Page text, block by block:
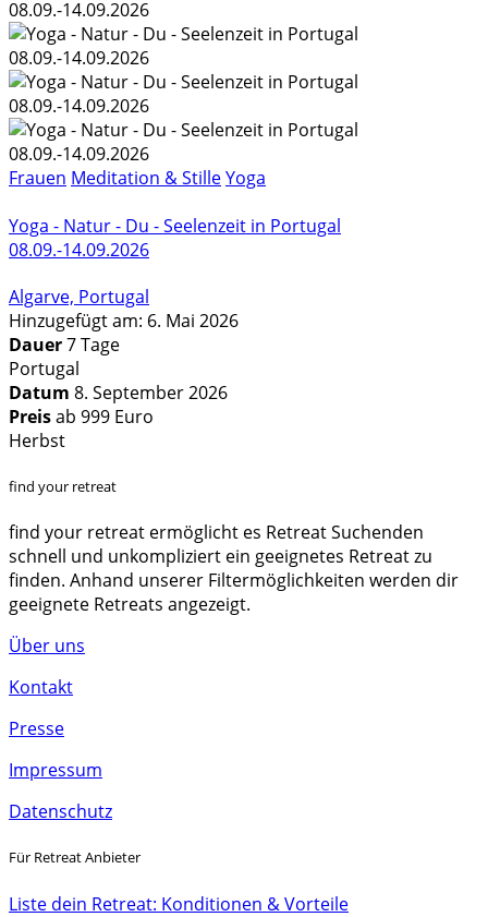
Frauen Meditation & StilleYoga
Yoga - Natur - Du - Seelenzeit in Portugal
08.09.-14.09.2026
Algarve, Portugal
Hinzugefügt am: 6. Mai 2026
Dauer7 Tage
Portugal
Datum 8. September 2026
Preisab 999 Euro
Herbst
find your retreat
find your retreat ermöglicht es Retreat Suchenden
schnell und unkompliziert ein geeignetes Retreat zu
finden. Anhand unserer Filtermöglichkeiten werden dir
geeignete Retreats angezeigt.
Über uns
Kontakt
Presse
Impressum
Datenschutz
Für Retreat Anbieter
Liste dein Retreat: Konditionen & Vorteile